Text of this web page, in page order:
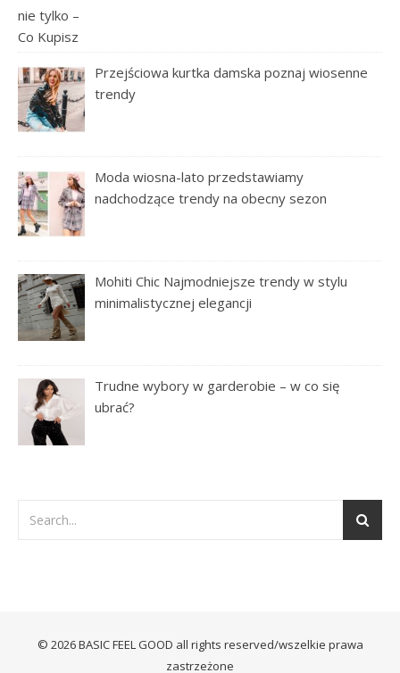
Przejściowa kurtka damska poznaj wiosenne
trendy
Moda wiosna-lato przedstawiamy
nadchodzące trendy na obecny sezon
Mohiti Chic Najmodniejsze trendy w stylu
minimalistycznej elegancji
Trudne wybory w garderobie – w co się
ubrać?
© 2026 BASIC FEEL GOOD all rights reserved/wszelkie prawa
zastrzeżone